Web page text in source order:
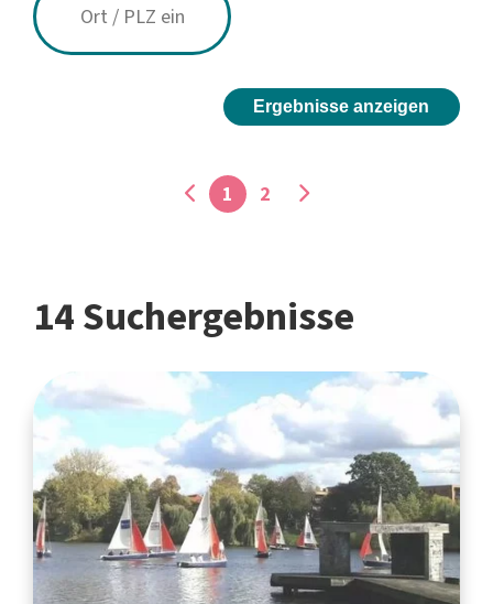
Ergebnisse anzeigen
1 2
14 Suchergebnisse